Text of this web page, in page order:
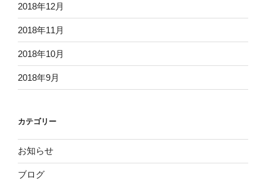
2018年12月
2018年11月
2018年10月
2018年9月
カテゴリー
お知らせ
ブログ